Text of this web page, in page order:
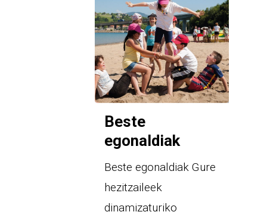
Beste
egonaldiak
Beste egonaldiak Gure
hezitzaileek
dinamizaturiko